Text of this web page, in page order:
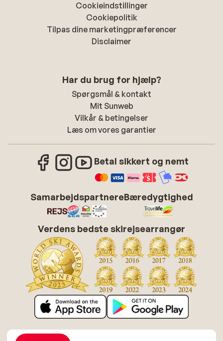
Cookieindstillinger
Cookiepolitik
Tilpas dine marketingpræferencer
Disclaimer
Har du brug for hjælp?
Spørgsmål & kontakt
Mit Sunweb
Vilkår & betingelser
Læs om vores garantier
Betal sikkert og nemt
SamarbejdspartnereBæredygtighed
Verdens bedste skirejsearrangør